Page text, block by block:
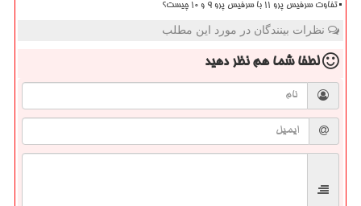
تفاوت سرفیس پرو 11 با سرفیس پرو 9 و 10 چیست؟
نظرات بینندگان در مورد این مطلب
لطفا شما همنظر دهید